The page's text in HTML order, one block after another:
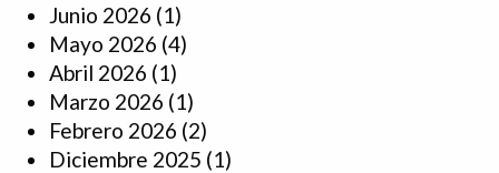
Junio 2026 (1)
Mayo 2026 (4)
Abril 2026 (1)
Marzo 2026 (1)
Febrero 2026 (2)
Diciembre 2025 (1)